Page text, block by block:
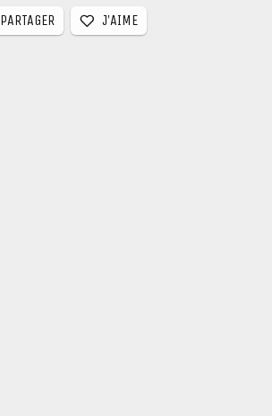
PARTAGER J’AIME